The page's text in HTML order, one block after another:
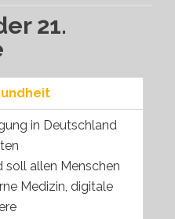
21.
in Deutschland
soll allen Menschen
Medizin, digitale